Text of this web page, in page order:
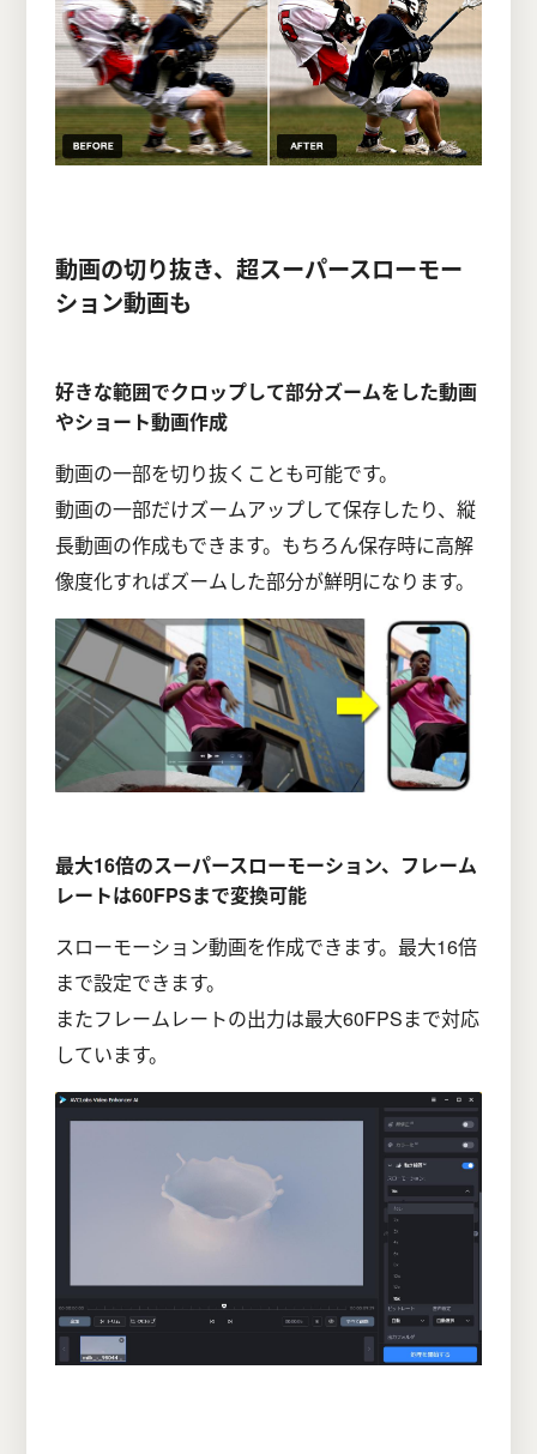
動画の切り抜き、超スーパースローモー
ション動画も
好きな範囲でクロップして部分ズームをした動画
やショート動画作成
動画の一部を切り抜くことも可能です。
動画の一部だけズームアップして保存したり、縦
長動画の作成もできます。もちろん保存時に高解
像度化すればズームした部分が鮮明になります。
最大16倍のスーパースローモーション、フレーム
レートは60FPSまで変換可能
スローモーション動画を作成できます。最大16倍
まで設定できます。
またフレームレートの出力は最大60FPSまで対応
しています。